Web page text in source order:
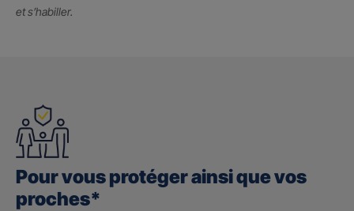
et s’habiller.
Pour vous protéger ainsi que vos
proches*